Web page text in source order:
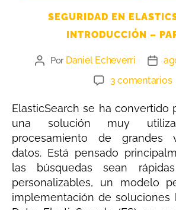
SEGURIDAD EN
INTRODUCCIÓN –
Por Daniel Echeverri
3 comentarios
ElasticSearch se ha convertido
una solución muy
procesamiento de grandes
datos. Está pensado
las búsquedas sean
personalizables, un modelo
implementación de soluciones